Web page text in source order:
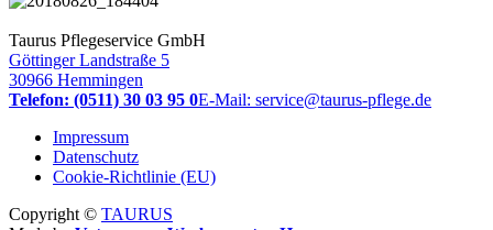
Taurus Pflegeservice GmbH
Göttinger Landstraße 5
30966 Hemmingen
Telefon: (0511) 30 03 95 0E-Mail: service@taurus-pflege.de
Impressum
Datenschutz
Cookie-Richtlinie (EU)
Copyright © TAURUS